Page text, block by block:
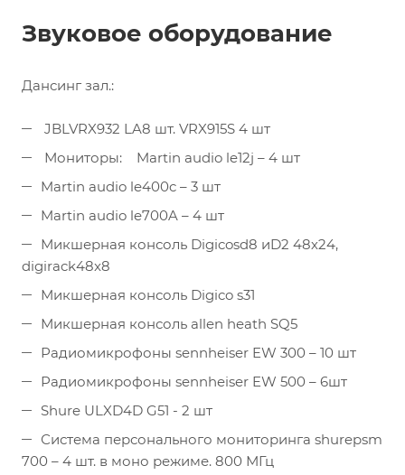
Звуковое оборудование
Дансинг зал.:
JBLVRX932 LA8 шт. VRX915S 4 шт
Мониторы: Martin audio le12j – 4 шт
Martin audio le400c – 3 шт
Martin audio le700A – 4 шт
Микшерная консоль Digicosd8 иD2 48х24,
digirack48x8
Микшерная консоль Digico s31
Микшерная консоль allen heath SQ5
Радиомикрофоны sennheiser EW 300 – 10 шт
Радиомикрофоны sennheiser EW 500 – 6шт
Shure ULXD4D G51 - 2 шт
Система персонального мониторинга shurepsm
700 – 4 шт. в моно режиме. 800 МГц